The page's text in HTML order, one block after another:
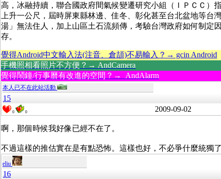
高，冰融持續，聯合國政府間氣候變遷研究小組（ＩＰＣＣ）
上升一公尺，屆時屏東縣林邊、佳冬、彰化甚至台北盆地等台
湯」無法住人，加上山區土石流頻傳，考驗台灣政府如何制定
存。
覺得Android中文輸入法(注音、倉頡)不易輸入？→ gcin Android
手機照相看照片不方便？→ AndCamera
覺得鬧鐘/行事曆有改進的空間？→ AndAlarm
本人已不在此站活動
15
0 0 2009-09-02
啊，那個時候我好像已經不在了。
不過這樣的推估實在是有點恐怖。這樣也好，不必爭什麼統獨
eliu
16